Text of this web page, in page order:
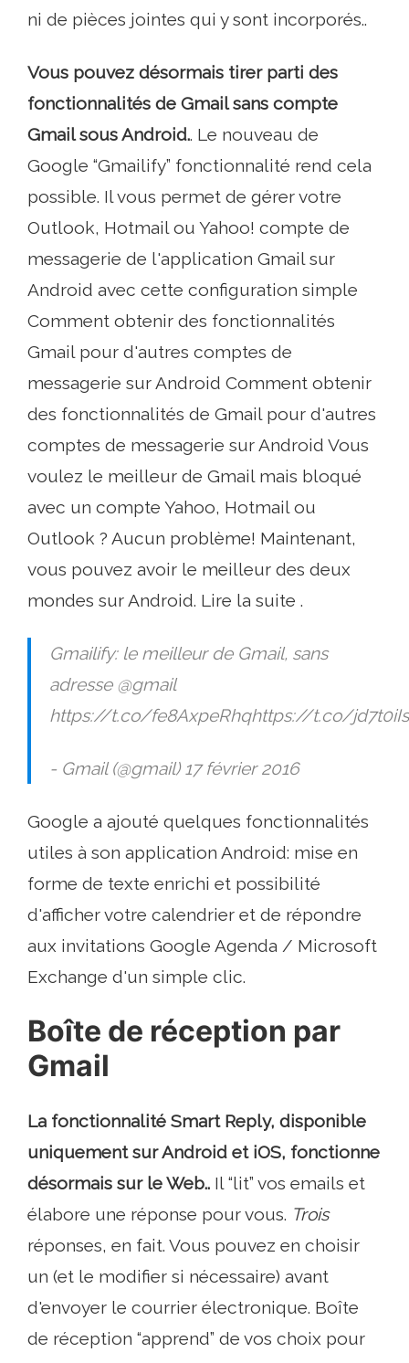
ni de pièces jointes qui y sont incorporés..
Vous pouvez désormais tirer parti des
fonctionnalités de Gmail sans compte
Gmail sous Android.. Le nouveau de
Google “Gmailify” fonctionnalité rend cela
possible. Il vous permet de gérer votre
Outlook, Hotmail ou Yahoo! compte de
messagerie de l'application Gmail sur
Android avec cette configuration simple
Comment obtenir des fonctionnalités
Gmail pour d'autres comptes de
messagerie sur Android Comment obtenir
des fonctionnalités de Gmail pour d'autres
comptes de messagerie sur Android Vous
voulez le meilleur de Gmail mais bloqué
avec un compte Yahoo, Hotmail ou
Outlook ? Aucun problème! Maintenant,
vous pouvez avoir le meilleur des deux
mondes sur Android. Lire la suite .
Gmailify: le meilleur de Gmail, sans
adresse @gmail
https://t.co/fe8AxpeRhqhttps://t.co/
- Gmail (@gmail) 17 février 2016
Google a ajouté quelques fonctionnalités
utiles à son application Android: mise en
forme de texte enrichi et possibilité
d'afficher votre calendrier et de répondre
aux invitations Google Agenda / Microsoft
Exchange d'un simple clic.
Boîte de réception par
Gmail
La fonctionnalité Smart Reply, disponible
uniquement sur Android et iOS, fonctionne
désormais sur le Web.. Il “lit” vos emails et
élabore une réponse pour vous. Trois
réponses, en fait. Vous pouvez en choisir
un (et le modifier si nécessaire) avant
d'envoyer le courrier électronique. Boîte
de réception “apprend” de vos choix pour